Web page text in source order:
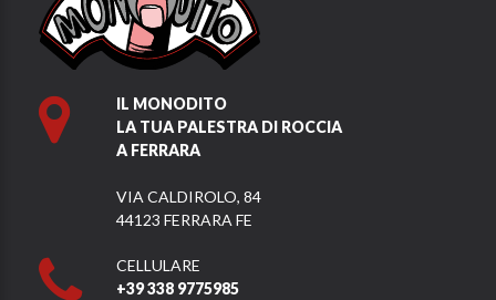
IL MONODITO
LA TUA PALESTRA DI ROCCIA
A FERRARA
VIA CALDIROLO, 84
44123 FERRARA FE
CELLULARE
+39 338 9775985